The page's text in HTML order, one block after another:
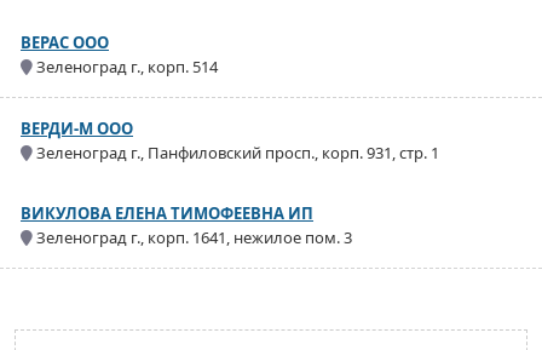
ВЕРАС ООО
Зеленоград г., корп. 514
ВЕРДИ-М ООО
Зеленоград г., Панфиловский просп., корп. 931, стр. 1
ВИКУЛОВА ЕЛЕНА ТИМОФЕЕВНА ИП
Зеленоград г., корп. 1641, нежилое пом. 3